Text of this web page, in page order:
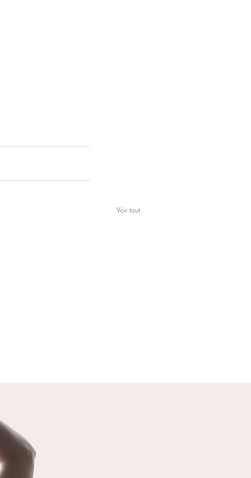
Voir tout
arrivent ont tendance à perturber
notre santé mentale, c’est à dire à
nous faire basculer dans l’insanité (à
différent degré) où notre coeur est
atteint. Il s’agit d